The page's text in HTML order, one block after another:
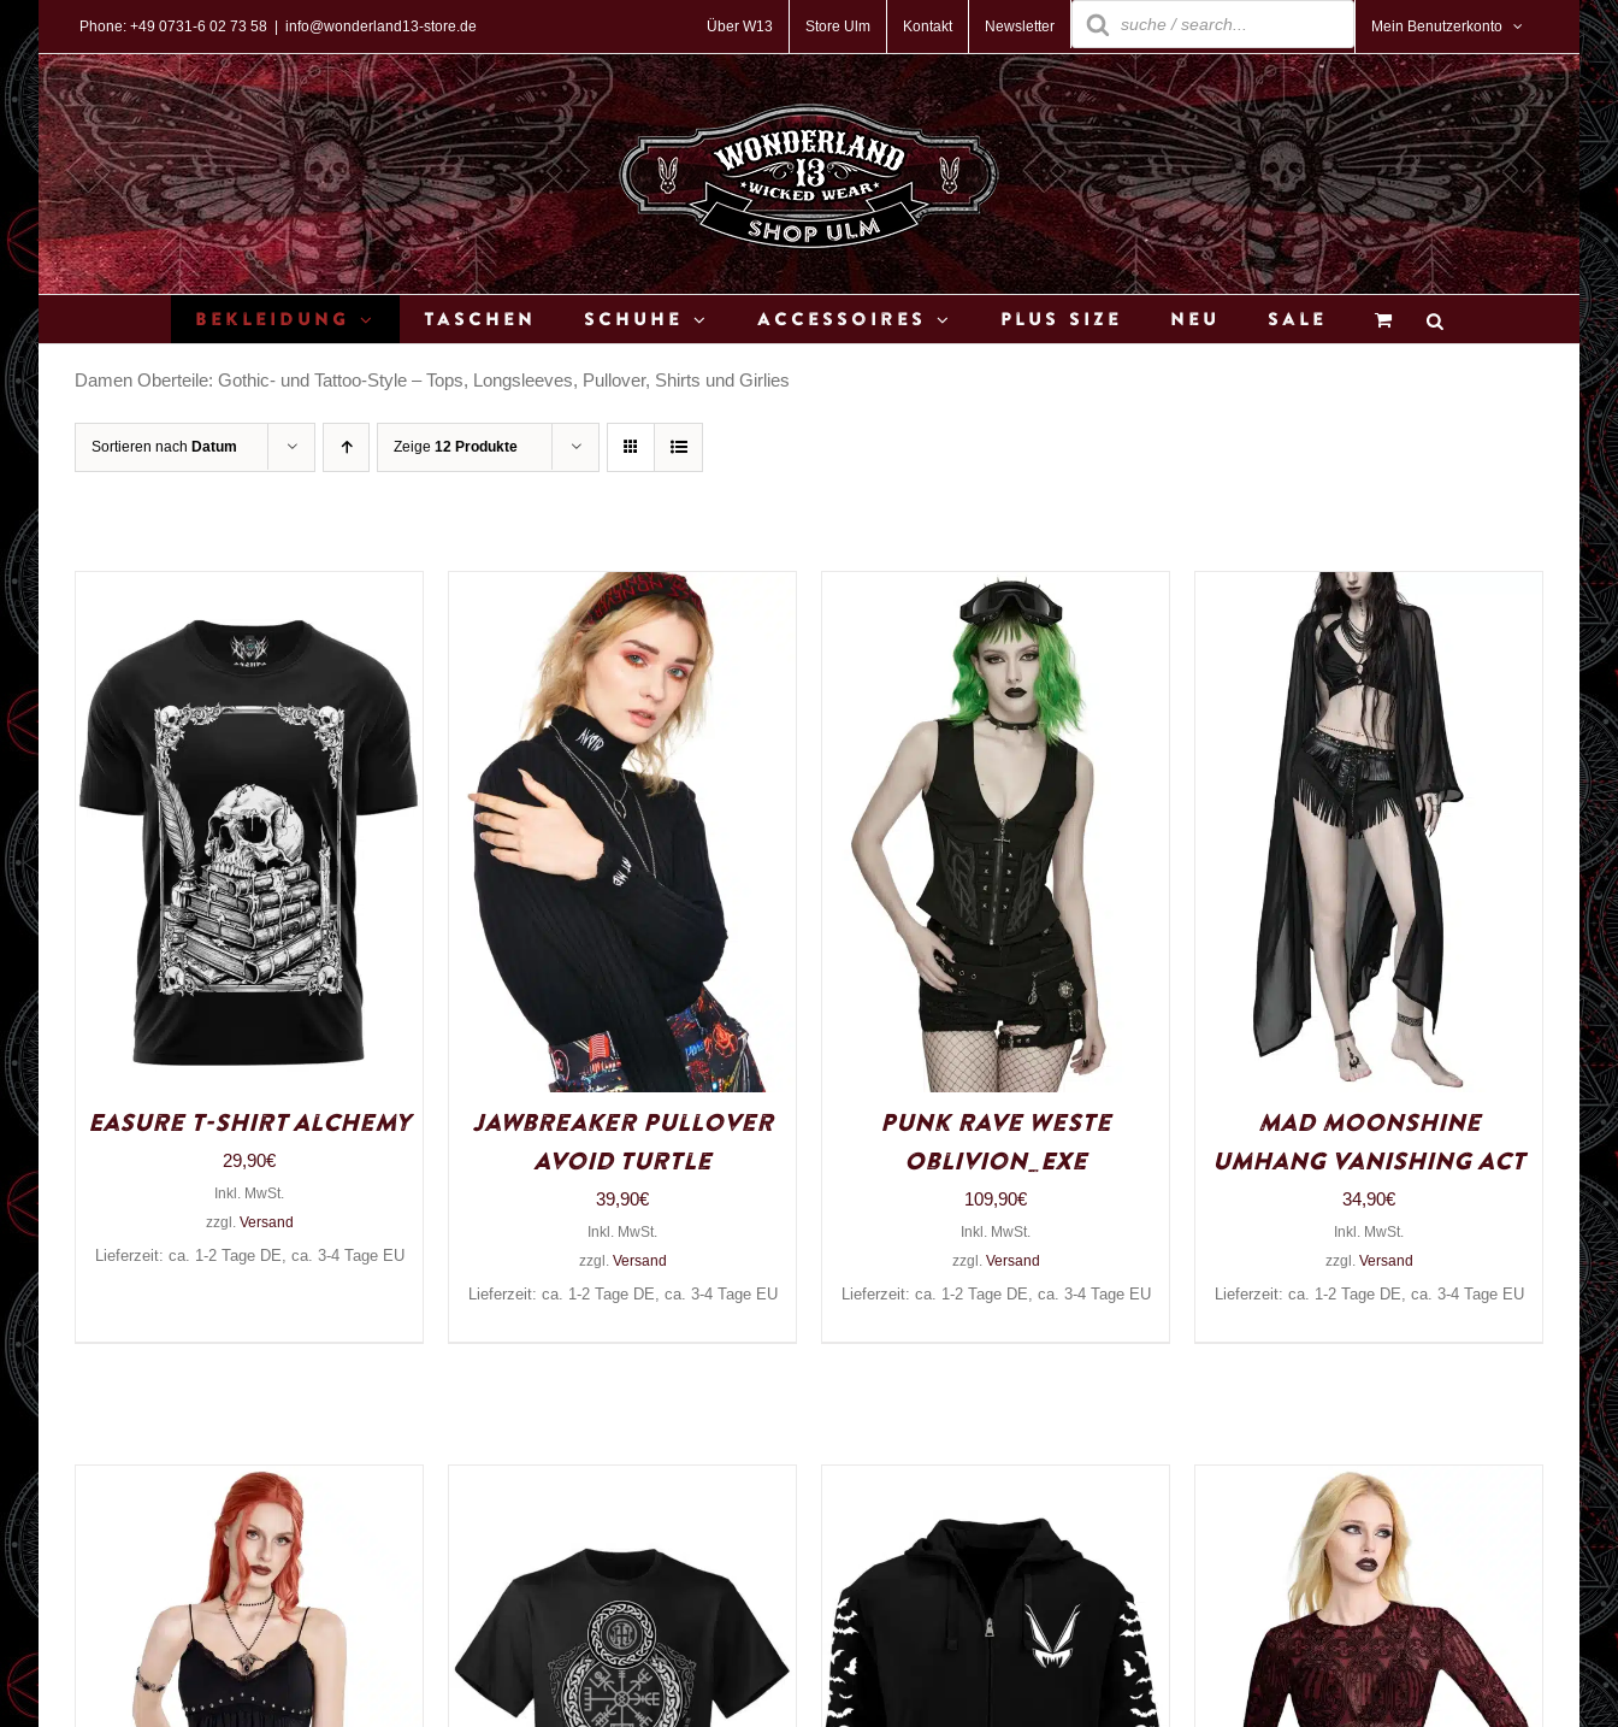
Inhalt
springen
Phone: +49 0731-6 02 73 58 info@wonderland13-store.de Über W13 Store Ulm Kontakt Newsletter
Products
search
Mein Benutzerkonto
Bekleidung Taschen Schuhe Accessoires Plus Size Neu Sale
Damen Oberteile: Gothic- und Tattoo-Style – Tops, Longsleeves, Pullover, Shirts und Girlies
Sortieren nach Datum Zeige 12 Produkte
Easure T-Shirt Alchemy
29,90€
Inkl. MwSt.
zzgl. Versand
Lieferzeit: ca. 1-2 Tage DE, ca. 3-4 Tage EU
Jawbreaker Pullover
Avoid Turtle
39,90€
Inkl. MwSt.
zzgl. Versand
Lieferzeit: ca. 1-2 Tage DE, ca. 3-4 Tage EU
Punk Rave Weste
Oblivion_Exe
109,90€
Inkl. MwSt.
zzgl. Versand
Lieferzeit: ca. 1-2 Tage DE, ca. 3-4 Tage EU
Mad Moonshine
Umhang Vanishing Act
34,90€
Inkl. MwSt.
zzgl. Versand
Lieferzeit: ca. 1-2 Tage DE, ca. 3-4 Tage EU